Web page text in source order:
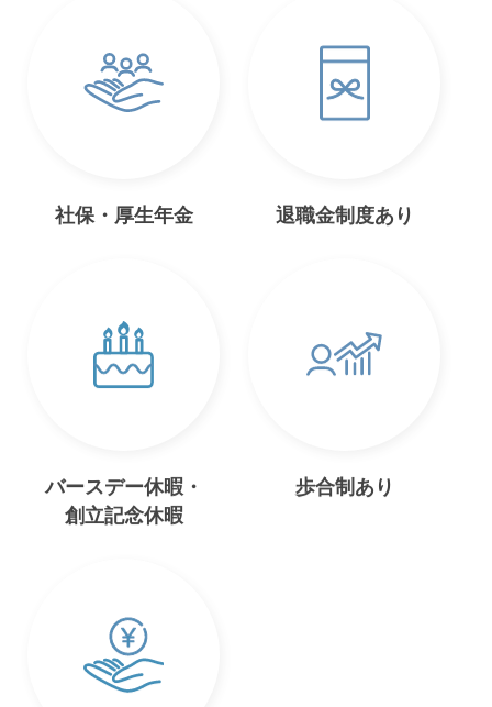
社保・厚生年金 退職金制度あり
バースデー休暇・
創立記念休暇
歩合制あり